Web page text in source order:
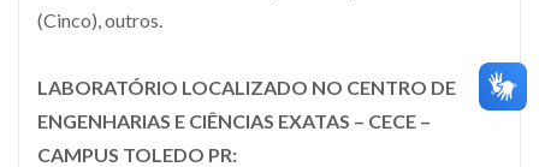
(Cinco), outros.
LABORATÓRIO LOCALIZADO NO CENTRO DE
ENGENHARIAS E CIÊNCIAS EXATAS – CECE –
CAMPUS TOLEDO PR: